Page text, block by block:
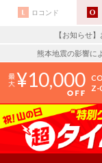
ロコンド
【お知らせ
熊本地震の影響に
10,000
Z-